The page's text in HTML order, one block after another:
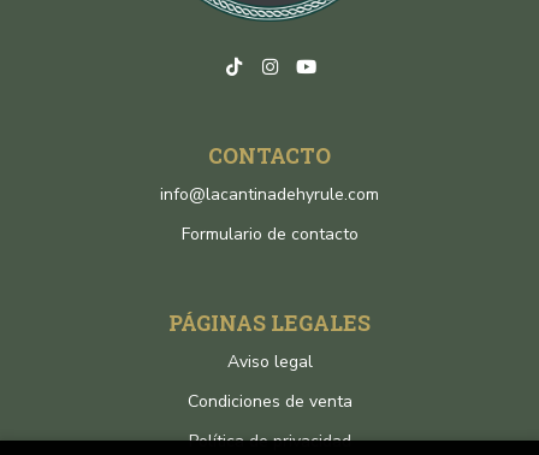
CONTACTO
info@lacantinadehyrule.com
Formulario de contacto
PÁGINAS LEGALES
Aviso legal
Condiciones de venta
Política de privacidad